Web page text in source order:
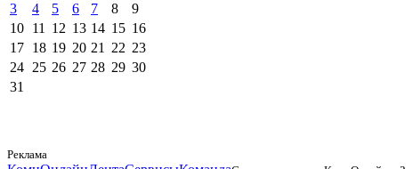
3
4 5 6 7 8
9
10 11 12 13 14 15 16
17 18 19 20 21 22 23
24 25 26 27 28 29 30
31
Реклама